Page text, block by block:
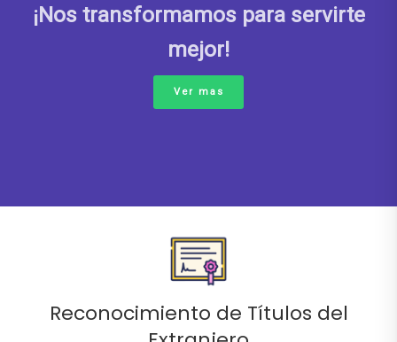
¡Nos transformamos para servirte
mejor!
Ver mas
Reconocimiento de Títulos del